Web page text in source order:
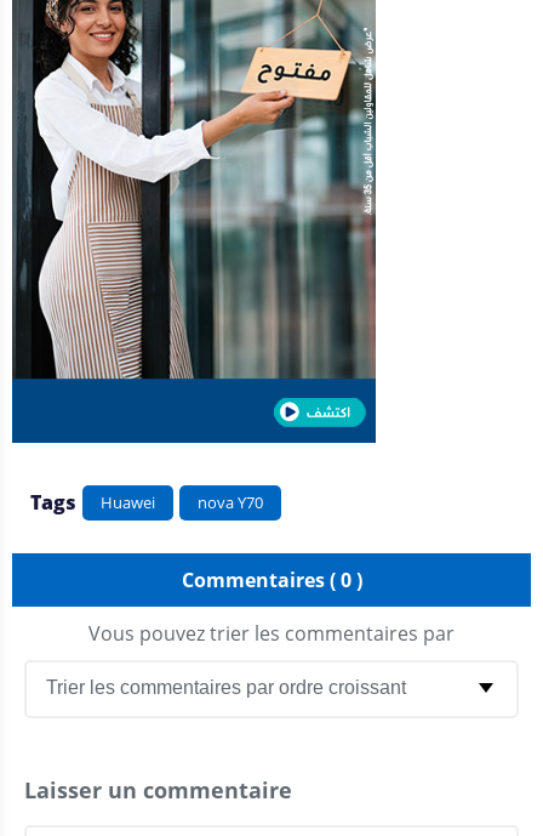
Tags Huawei nova Y70
Commentaires ( 0 )
Vous pouvez trier les commentaires par
Laisser un commentaire